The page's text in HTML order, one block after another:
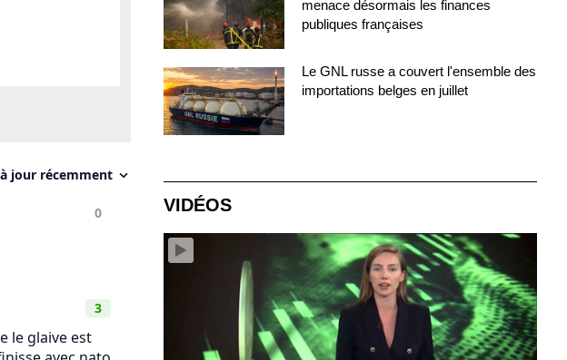
menace désormais les finances
publiques françaises
Le GNL russe a couvert l'ensemble des
importations belges en juillet
VIDÉOS